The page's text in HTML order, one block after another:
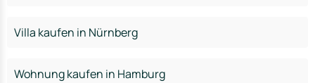
Villa kaufen in Nürnberg
Wohnung kaufen in Hamburg